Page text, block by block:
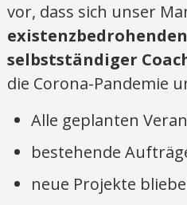
vor, dass sich unser
selbstständiger
die Corona-Pandemie
Alle geplanten
bestehende
neue Projekte